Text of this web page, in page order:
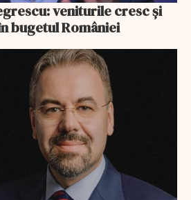
veniturile cresc și
bugetul României